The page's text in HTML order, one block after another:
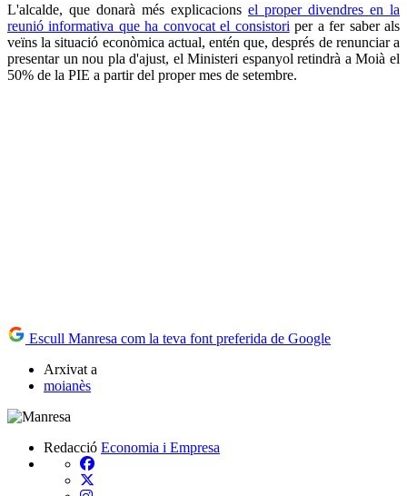
L'alcalde, que donarà més explicacions el proper divendres en la
reunió informativa que ha convocat el consistori per a fer saber als
veïns la situació econòmica actual, entén que, després de renunciar a
presentar un nou pla d'ajust, el Ministeri espanyol retindrà a Moià el
50% de la PIE a partir del proper mes de setembre.
Escull Manresa com la teva font preferida de Google
Arxivat a
moianès
Redacció Economia i Empresa